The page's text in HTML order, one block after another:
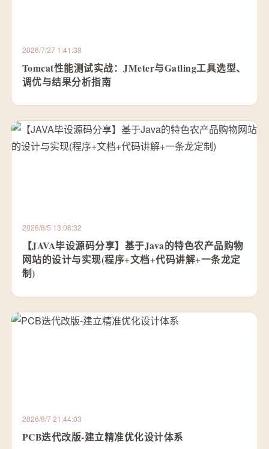
2026/7/27 1:41:38
Tomcat性能测试实战：JMeter与Gatling工具选型、
调优与结果分析指南
2026/8/5 13:08:32
【JAVA毕设源码分享】基于Java的特色农产品购物
网站的设计与实现(程序+文档+代码讲解+一条龙定
制)
2026/8/7 21:44:03
PCB迭代改版-建立精准优化设计体系